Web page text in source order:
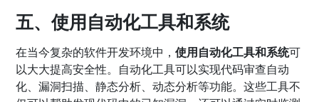
五、使用自动化工具和系统
在当今复杂的软件开发环境中，使用自动化工具和系统可
以大大提高安全性。自动化工具可以实现代码审查自动
化、漏洞扫描、静态分析、动态分析等功能。这些工具不